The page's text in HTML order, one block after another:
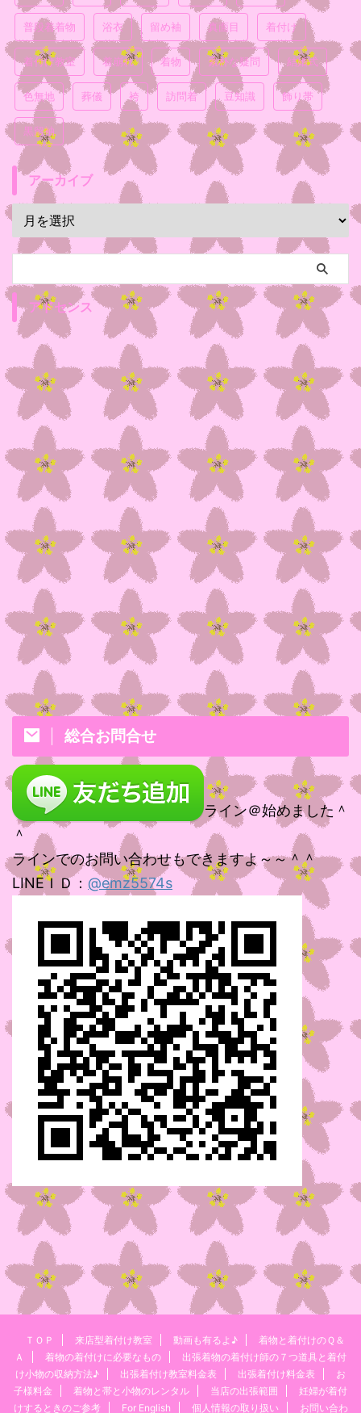
普段着着物 浴衣 留め袖 真面目 着付け
着付け教室 着崩れ 着物 素朴な疑問 結婚式
色無地 葬儀 袴 訪問着 豆知識 飾り帯
黒留袖
アーカイブ
アドセンス
総合お問合せ
ライン＠始めました＾
＾
ラインでのお問い合わせもできますよ～～＾＾
LINEＩＤ： @emz5574s
ＴＯＰ 来店型着付け教室 動画も有るよ♪
着物と着付けのＱ＆
Ａ
着物の着付けに必要なもの
出張着物の着付け師の７つ道具と着付
け小物の収納方法♪
出張着付け教室料金表 出張着付け料金表
お
子様料金
着物と帯と小物のレンタル 当店の出張範囲
妊婦が着付
けするときのご参考
For English 個人情報の取り扱い お問い合わ